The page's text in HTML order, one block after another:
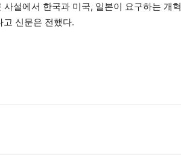
설에서 한국과 미국, 일본이 요구하는 개혁
고 신문은 전했다.